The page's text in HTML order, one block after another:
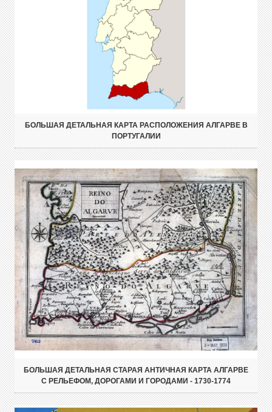
БОЛЬШАЯ ДЕТАЛЬНАЯ КАРТА РАСПОЛОЖЕНИЯ АЛГАРВЕ В
ПОРТУГАЛИИ
БОЛЬШАЯ ДЕТАЛЬНАЯ СТАРАЯ АНТИЧНАЯ КАРТА АЛГАРВЕ
С РЕЛЬЕФОМ, ДОРОГАМИ И ГОРОДАМИ - 1730-1774